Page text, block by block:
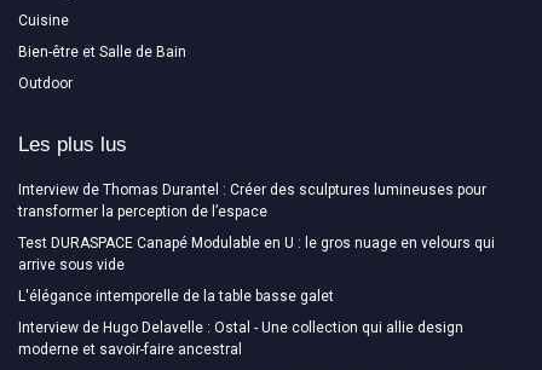
Cuisine
Bien-être et Salle de Bain
Outdoor
Les plus lus
Interview de Thomas Durantel : Créer des sculptures lumineuses pour
transformer la perception de l’espace
Test DURASPACE Canapé Modulable en U : le gros nuage en velours qui
arrive sous vide
L'élégance intemporelle de la table basse galet
Interview de Hugo Delavelle : Ostal - Une collection qui allie design
moderne et savoir-faire ancestral